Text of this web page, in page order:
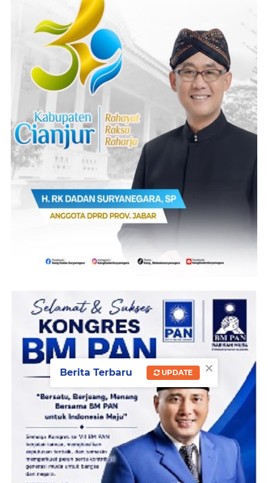
×
Berita Terbaru UPDATE